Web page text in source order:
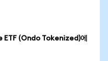
(Ondo Tokenized)에